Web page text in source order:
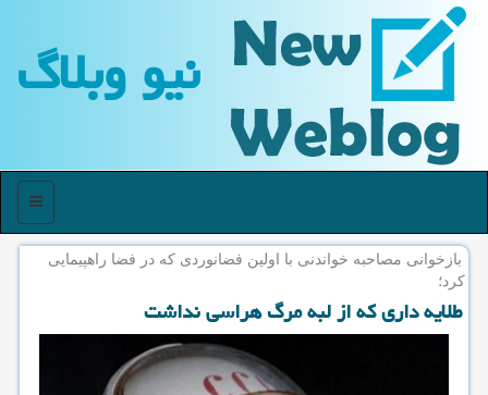
نیو وبلاگ
منو
بازخوانی مصاحبه خواندنی با اولین فضانوردی كه در فضا راهپیمایی
كرد؛
طلایه داری كه از لبه مرگ هراسی نداشت